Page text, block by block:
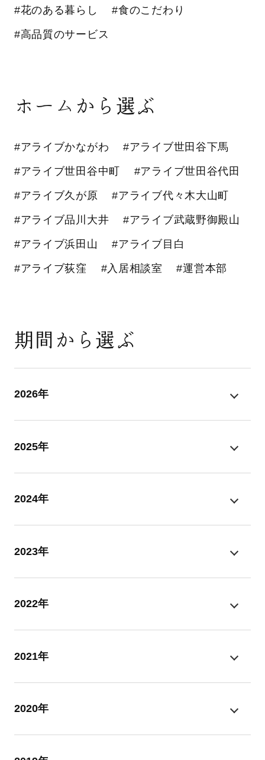
#花のある暮らし #食のこだわり
#高品質のサービス
ホームから選ぶ
#アライブかながわ #アライブ世田谷下馬
#アライブ世田谷中町 #アライブ世田谷代田
#アライブ久が原 #アライブ代々木大山町
#アライブ品川大井 #アライブ武蔵野御殿山
#アライブ浜田山 #アライブ目白
#アライブ荻窪 #入居相談室 #運営本部
期間から選ぶ
2026年
2025年
2024年
2023年
2022年
2021年
2020年